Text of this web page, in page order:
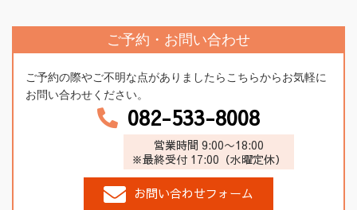
ご予約・お問い合わせ
ご予約の際やご不明な点がありましたらこちらからお気軽に
お問い合わせください。
082-533-8008
営業時間 9:00〜18:00
※最終受付 17:00（水曜定休）
お問い合わせフォーム